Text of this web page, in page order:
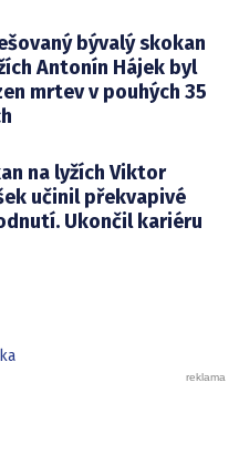
bývalý skokan
Antonín Hájek byl
mrtev v pouhých 35
na lyžích Viktor
učinil překvapivé
Ukončil kariéru